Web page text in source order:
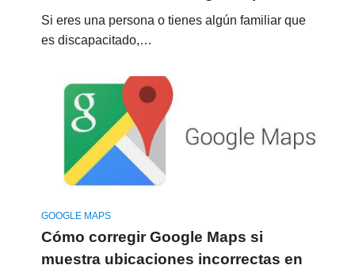
Si eres una persona o tienes algún familiar que
es discapacitado,…
GOOGLE MAPS
Cómo corregir Google Maps si
muestra ubicaciones incorrectas en